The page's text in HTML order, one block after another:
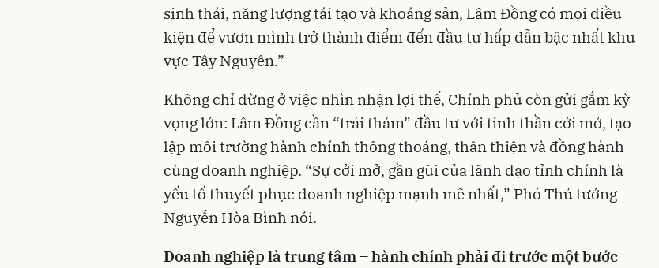
sinh thái, năng lượng tái tạo và khoáng sản, Lâm Đồng có mọi điều
kiện để vươn mình trở thành điểm đến đầu tư hấp dẫn bậc nhất khu
vực Tây Nguyên.”
Không chỉ dừng ở việc nhìn nhận lợi thế, Chính phủ còn gửi gắm kỳ
vọng lớn: Lâm Đồng cần “trải thảm” đầu tư với tinh thần cởi mở, tạo
lập môi trường hành chính thông thoáng, thân thiện và đồng hành
cùng doanh nghiệp. “Sự cởi mở, gần gũi của lãnh đạo tỉnh chính là
yếu tố thuyết phục doanh nghiệp mạnh mẽ nhất,” Phó Thủ tướng
Nguyễn Hòa Bình nói.
Doanh nghiệp là trung tâm – hành chính phải đi trước một bước